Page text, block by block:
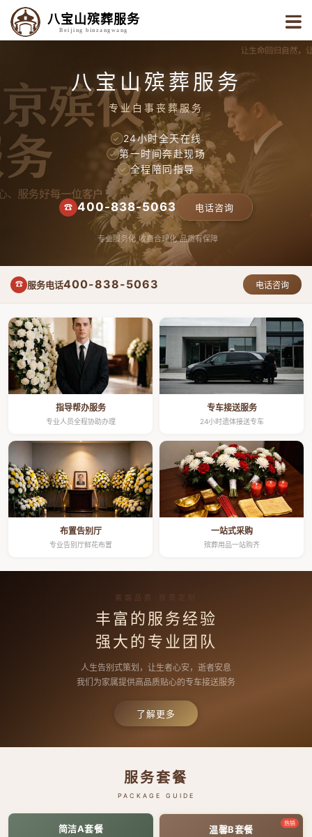
八宝山殡葬服务
Beijing binzangwang
八宝山殡葬服务
专业白事丧葬服务
✓ 24小时全天在线
✓ 第一时间奔赴现场
✓ 全程陪同指导
☎ 400-838-5063 电话咨询
专业服务化 收费合理化 品质有保障
☎ 服务电话400-838-5063 电话咨询
指导帮办服务
专业人员全程协助办理
专车接送服务
24小时遗体接送专车
布置告别厅
专业告别厅鲜花布置
一站式采购
殡葬用品一站购齐
高端品质 按需定制
丰富的服务经验
强大的专业团队
人生告别式策划，让生者心安，逝者安息
我们为家属提供高品质贴心的专车接送服务
了解更多
服务套餐
PACKAGE GUIDE
简洁A套餐 热销
温馨B套餐